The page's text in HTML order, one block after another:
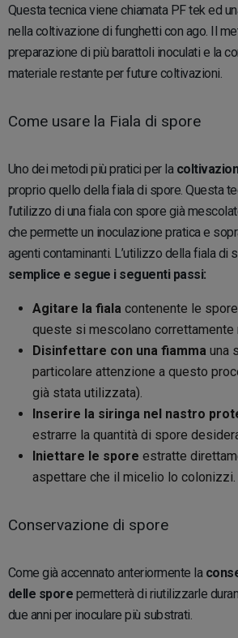
Questa tecnica viene chiamata PF tek ed
nella coltivazione di funghetti con ago. Il
preparazione di più barattoli inoculati e la
materiale restante per future coltivazioni.
Come usare la Fiala di spore
Uno dei metodi più pratici per la
proprio quello della fiala di spore. Questa
l’utilizzo di una fiala con spore già
che permette un inoculazione pratica e
agenti contaminanti. L’utilizzo della fiala di
semplice e segue i seguenti passi:
Agitare la fiala contenente le
queste si mescolano correttamente
Disinfettare con una fiamma una
particolare attenzione a questo
già stata utilizzata).
Inserire la siringa nel nastro
estrarre la quantità di spore
Iniettare le spore estratte
aspettare che il micelio lo colonizzi.
Conservazione di spore
Come già accennato anteriormente la
delle spore permetterà di riutilizzarle
due anni per inoculare più substrati.